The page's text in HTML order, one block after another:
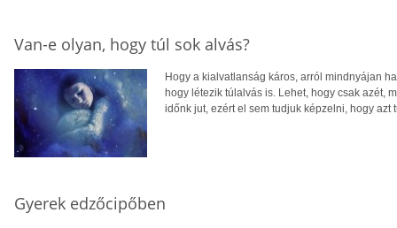
Van-e olyan, hogy túl sok alvás?
Hogy a kialvatlanság káros, arról mindnyájan
hogy létezik túlalvás is. Lehet, hogy csak azét,
időnk jut, ezért el sem tudjuk képzelni, hogy azt
Gyerek edzőcipőben